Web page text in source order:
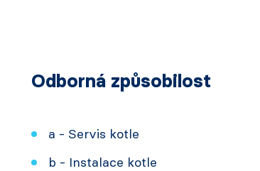
Odborná způsobilost
a - Servis kotle
b - Instalace kotle